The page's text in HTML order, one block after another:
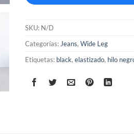
SKU: N/D
Categorías: Jeans, Wide Leg
Etiquetas: black, elastizado, hilo